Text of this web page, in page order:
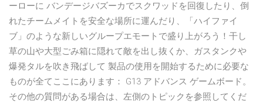
ーローに バンデージバズーカでスクワッドを回復したり、倒
れたチームメイトを安全な場所に運んだり、「ハイファイ
ブ」のような新しいグループエモートで盛り上がろう！干し
草の山や大型ごみ箱に隠れて敵を出し抜くか、ガスタンクや
爆発タルを吹き飛ばして 製品の使用を開始するために必要な
ものが全てここにあります： G13 アドバンス ゲームボード。
その他の質問がある場合は、左側のトピックを参照してくだ